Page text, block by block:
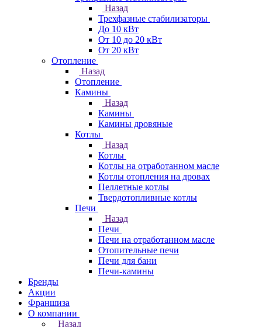
Назад
Трехфазные стабилизаторы
До 10 кВт
От 10 до 20 кВт
От 20 кВт
Отопление
Назад
Отопление
Камины
Назад
Камины
Камины дровяные
Котлы
Назад
Котлы
Котлы на отработанном масле
Котлы отопления на дровах
Пеллетные котлы
Твердотопливные котлы
Печи
Назад
Печи
Печи на отработанном масле
Отопительные печи
Печи для бани
Печи-камины
Бренды
Акции
Франшиза
О компании
Назад